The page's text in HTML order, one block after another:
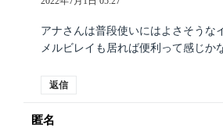
アナさんは普段使いにはよさそうな
メルビレイも居れば便利って感じか
返信
匿名